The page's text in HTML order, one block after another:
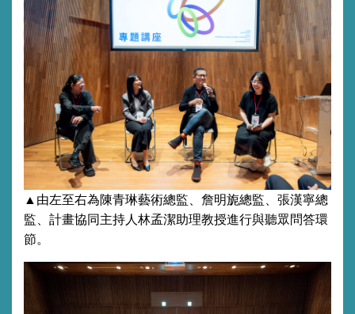
▲由左至右為陳青琳藝術總監、 詹明旎總監、張漢寧總
監、計畫協同主持人林孟潔助理教授進行與聽眾問答環
節。